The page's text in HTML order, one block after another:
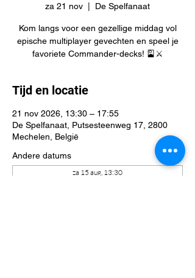
za 21 nov De Spelfanaat
Kom langs voor een gezellige middag vol
epische multiplayer gevechten en speel je
favoriete Commander-decks! 🎴⚔️
Tijd en locatie
21 nov 2026, 13:30 – 17:55
De Spelfanaat, Putsesteenweg 17, 2800
Mechelen, België
Andere datums
za 15 aug, 13:30